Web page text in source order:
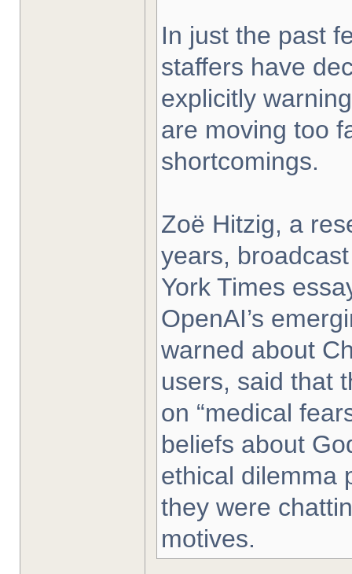
In just the past
staffers have
explicitly
are moving too
shortcomings.
Zoë Hitzig, a
years,
York Times
OpenAI’s
warned about
users, said that
on “medical
beliefs about
ethical dilemma
they were
motives.